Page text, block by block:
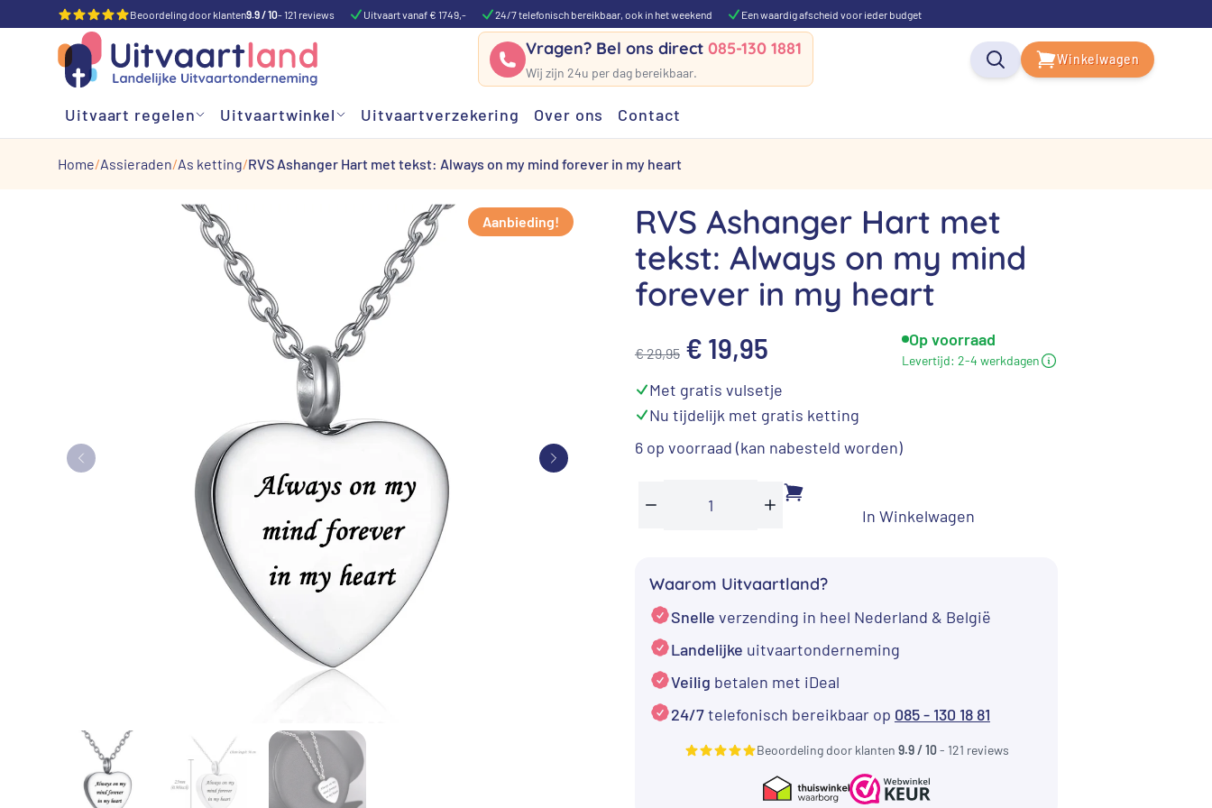
Beoordeling door klanten9.9 / 10- 121 reviews Uitvaart vanaf € 1749,- 24/7 telefonisch bereikbaar, ook in het weekend Een waardig afscheid voor ieder budget
Vragen? Bel ons direct085-130 1881
Wij zijn 24u per dag bereikbaar.
Winkelwagen
Uitvaart regelen Uitvaartwinkel Uitvaartverzekering Over ons Contact
Home Assieraden As ketting RVS Ashanger Hart met tekst: Always on my mind forever in my heart
Aanbieding!
RVS Ashanger Hart met
tekst: Always on my mind
forever in my heart
€29,95 Oorspronkelijke
prijs
was:
€ 29,95.
€ 19,95Huidige
prijs
is:
€ 19,95.
Op voorraad
Levertijd: 2-4 werkdagen
⁠Met gratis vulsetje
⁠Nu tijdelijk met gratis ketting
6 op voorraad (kan nabesteld worden)
met
tekst:
Always
my
mind
forever
In Winkelwagen
Waarom Uitvaartland?
Snelle verzending in heel Nederland & België
Landelijke uitvaartonderneming
Veilig betalen met iDeal
24/7telefonisch bereikbaar op 085 - 130 18 81
Beoordeling door klanten 9.9 / 10- 121 reviews